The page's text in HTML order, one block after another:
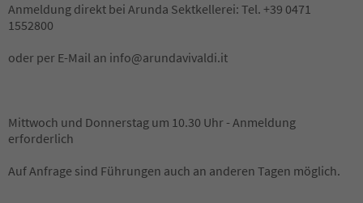
Anmeldung direkt bei Arunda Sektkellerei: Tel. +39 0471
1552800
oder per E-Mail an info@arundavivaldi.it
Mittwoch und Donnerstag um 10.30 Uhr - Anmeldung
erforderlich
Auf Anfrage sind Führungen auch an anderen Tagen möglich.